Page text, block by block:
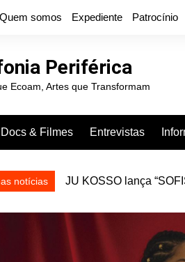
Quem somos Expediente Patrocínio
Periférica
Ecoam, Artes que Transformam
Docs & Filmes Entrevistas
notícias
JU KOSSO lança
Projota relança a